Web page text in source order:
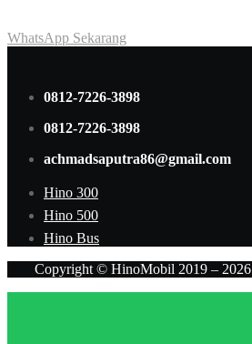
WhatsApp Sekarang
0812-7226-3898
0812-7226-3898
achmadsaputra86@gmail.com
Hino 300
Hino 500
Hino Bus
Copyright © HinoMobil 2019 –